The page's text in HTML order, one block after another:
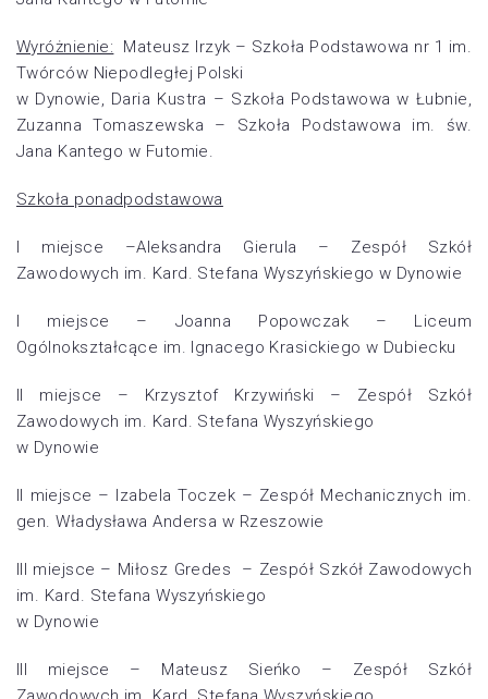
Wyróżnienie: Mateusz Irzyk – Szkoła Podstawowa nr 1 im.
Twórców Niepodległej Polski
w Dynowie, Daria Kustra – Szkoła Podstawowa w Łubnie,
Zuzanna Tomaszewska – Szkoła Podstawowa im. św.
Jana Kantego w Futomie.
Szkoła ponadpodstawowa
I miejsce –Aleksandra Gierula – Zespół Szkół
Zawodowych im. Kard. Stefana Wyszyńskiego w Dynowie
I miejsce – Joanna Popowczak – Liceum
Ogólnokształcące im. Ignacego Krasickiego w Dubiecku
II miejsce – Krzysztof Krzywiński – Zespół Szkół
Zawodowych im. Kard. Stefana Wyszyńskiego
w Dynowie
II miejsce – Izabela Toczek – Zespół Mechanicznych im.
gen. Władysława Andersa w Rzeszowie
III miejsce – Miłosz Gredes – Zespół Szkół Zawodowych
im. Kard. Stefana Wyszyńskiego
w Dynowie
III miejsce – Mateusz Sieńko – Zespół Szkół